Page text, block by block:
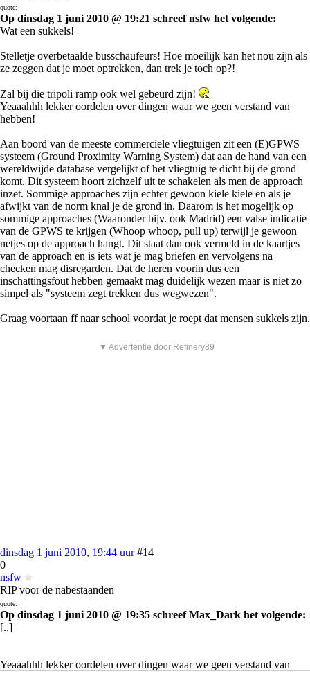
quote:
Op dinsdag 1 juni 2010 @ 19:21 schreef nsfw het volgende:
Wat een sukkels!
Stelletje overbetaalde busschaufeurs! Hoe moeilijk kan het nou zijn als
ze zeggen dat je moet optrekken, dan trek je toch op?!
Zal bij die tripoli ramp ook wel gebeurd zijn!
Yeaaahhh lekker oordelen over dingen waar we geen verstand van
hebben!
Aan boord van de meeste commerciele vliegtuigen zit een (E)GPWS
systeem (Ground Proximity Warning System) dat aan de hand van een
wereldwijde database vergelijkt of het vliegtuig te dicht bij de grond
komt. Dit systeem hoort zichzelf uit te schakelen als men de approach
inzet. Sommige approaches zijn echter gewoon kiele kiele en als je
afwijkt van de norm knal je de grond in. Daarom is het mogelijk op
sommige approaches (Waaronder bijv. ook Madrid) een valse indicatie
van de GPWS te krijgen (Whoop whoop, pull up) terwijl je gewoon
netjes op de approach hangt. Dit staat dan ook vermeld in de kaartjes
van de approach en is iets wat je mag briefen en vervolgens na
checken mag disregarden. Dat de heren voorin dus een
inschattingsfout hebben gemaakt mag duidelijk wezen maar is niet zo
simpel als "systeem zegt trekken dus wegwezen".
Graag voortaan ff naar school voordat je roept dat mensen sukkels zijn.
▼ Advertentie door Refinery89
dinsdag 1 juni 2010, 19:44 uur #14
0
nsfw
RIP voor de nabestaanden
quote:
Op dinsdag 1 juni 2010 @ 19:35 schreef Max_Dark het volgende:
[..]
Yeaaahhh lekker oordelen over dingen waar we geen verstand van